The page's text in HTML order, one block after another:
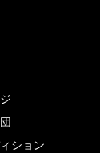
ション